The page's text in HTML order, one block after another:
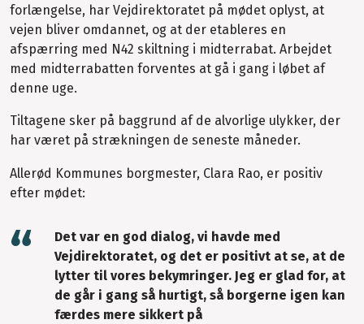
forlængelse, har Vejdirektoratet på mødet oplyst, at
vejen bliver omdannet, og at der etableres en
afspærring med N42 skiltning i midterrabat. Arbejdet
med midterrabatten forventes at gå i gang i løbet af
denne uge.
Tiltagene sker på baggrund af de alvorlige ulykker, der
har været på strækningen de seneste måneder.
Allerød Kommunes borgmester, Clara Rao, er positiv
efter mødet:
Det var en god dialog, vi havde med
Vejdirektoratet, og det er positivt at se, at de
lytter til vores bekymringer. Jeg er glad for, at
de går i gang så hurtigt, så borgerne igen kan
færdes mere sikkert på